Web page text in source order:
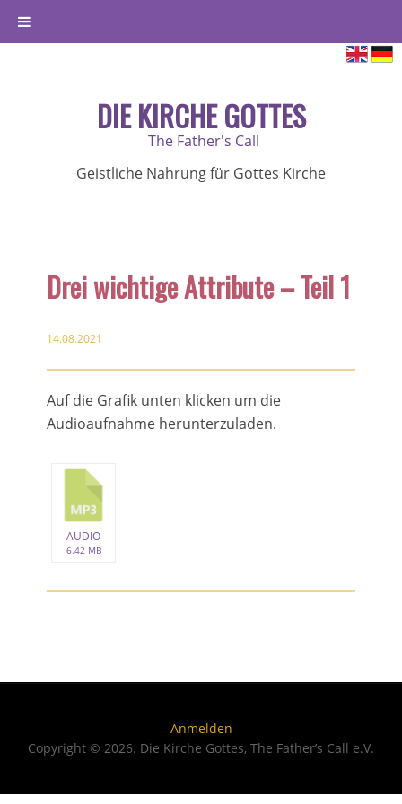
DIE KIRCHE GOTTES
The Father's Call
Geistliche Nahrung für Gottes Kirche
Drei wichtige Attribute – Teil 1
14.08.2021
Auf die Grafik unten klicken um die
Audioaufnahme herunterzuladen.
AUDIO
6.42 MB
Anmelden
Copyright © 2026. Die Kirche Gottes, The Father’s Call e.V.